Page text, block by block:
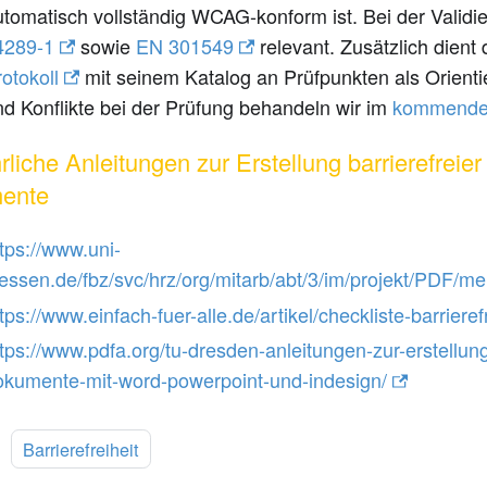
vollständig WCAG-konform ist. Bei der
1
sowie EN 301549
relevant. Zusätzlich dient
mit seinem Katalog an Prüfpunkten als
Konflikte bei der Prüfung behandeln wir im
Anleitungen zur Erstellung
www.uni-
fbz/svc/hrz/org/mitarb/abt/3/im/projekt/PDF/
www.einfach-fuer-alle.de/artikel/checkliste-
www.pdfa.org/tu-dresden-anleitungen-zur-
mit-word-powerpoint-und-indesign/
Barrierefreiheit